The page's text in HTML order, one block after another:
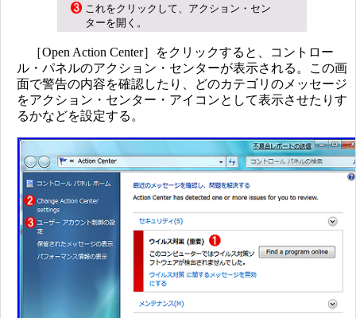
これをクリックして、アクション・セン
ターを開く。
［Open Action Center］をクリックすると、コントロー
ル・パネルのアクション・センターが表示される。この画
面で警告の内容を確認したり、どのカテゴリのメッセージ
をアクション・センター・アイコンとして表示させたりす
るかなどを設定する。